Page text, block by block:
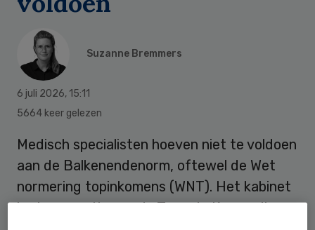
Suzanne Bremmers
6 juli 2026, 15:11
5664 keer gelezen
Medisch specialisten hoeven niet te voldoen
aan de Balkenendenorm, oftewel de Wet
normering topinkomens (WNT). Het kabinet
legt een motie van de Tweede Kamer die